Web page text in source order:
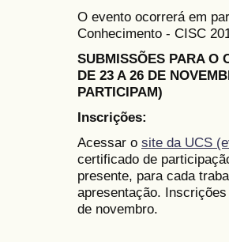
O evento ocorrerá em
Conhecimento - CISC
SUBMISSÕES PARA O
DE 23 A 26 DE
PARTICIPAM)
Inscrições:
Acessar o site da UCS
certificado de
presente, para cada
apresentação.
de novembro.